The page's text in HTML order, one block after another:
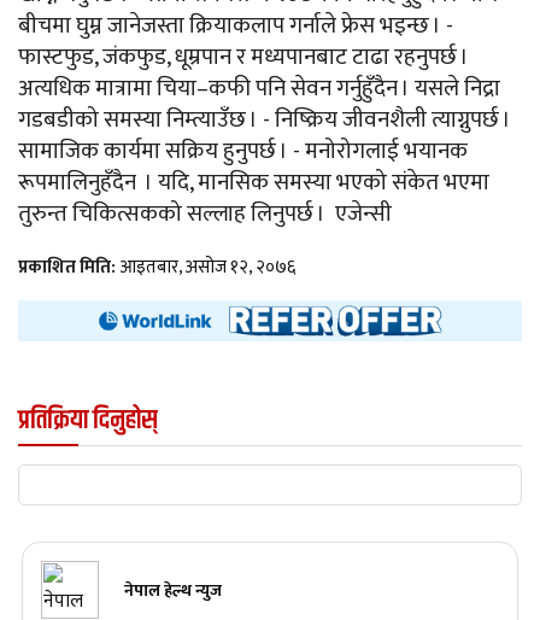
बीचमा घुम्न जानेजस्ता क्रियाकलाप गर्नाले फ्रेस भइन्छ । -
फास्टफुड, जंकफुड, धूम्रपान र मध्यपानबाट टाढा रहनुपर्छ ।
अत्यधिक मात्रामा चिया–कफी पनि सेवन गर्नुहुँदैन । यसले निद्रा
गडबडीको समस्या निम्त्याउँछ । - निष्क्रिय जीवनशैली त्याग्नुपर्छ ।
सामाजिक कार्यमा सक्रिय हुनुपर्छ । - मनोरोगलाई भयानक
रूपमालिनुहँदैन । यदि, मानसिक समस्या भएको संकेत भएमा
तुरुन्त चिकित्सकको सल्लाह लिनुपर्छ । एजेन्सी
प्रकाशित मिति: आइतबार, असोज १२, २०७६
प्रतिक्रिया दिनुहोस्
नेपाल हेल्थ न्युज